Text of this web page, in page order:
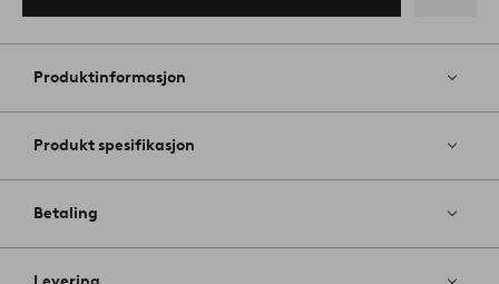
til
Produktinformasjon
Produkt spesifikasjon
Betaling